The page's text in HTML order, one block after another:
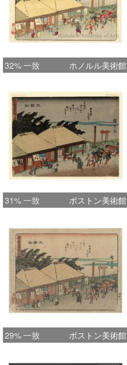
32% 一致 ホノルル美術館
31% 一致 ボストン美術館
29% 一致 ボストン美術館